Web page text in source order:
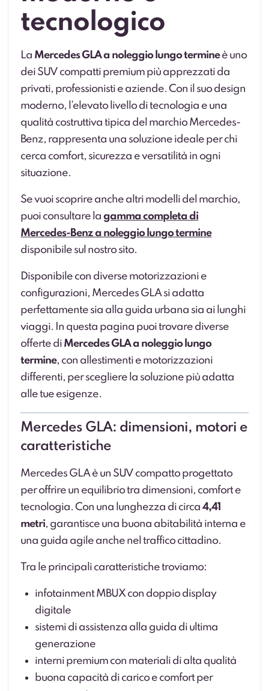
tecnologico
La Mercedes GLA a noleggio lungo termineè uno
dei SUV compatti premium più apprezzati da
privati, professionisti e aziende. Con il suo design
moderno, l’elevato livello di tecnologia e una
qualità costruttiva tipica del marchio Mercedes-
Benz, rappresenta una soluzione ideale per chi
cerca comfort, sicurezza e versatilità in ogni
situazione.
Se vuoi scoprire anche altri modelli del marchio,
puoi consultare lagamma completa di
Mercedes-Benz a noleggio lungo termine
disponibile sul nostro sito.
Disponibile con diverse motorizzazioni e
configurazioni, Mercedes GLA si adatta
perfettamente sia alla guida urbana sia ai lunghi
viaggi. In questa pagina puoi trovare diverse
offerte di Mercedes GLA a noleggio lungo
termine, con allestimenti e motorizzazioni
differenti, per scegliere la soluzione più adatta
alle tue esigenze.
Mercedes GLA: dimensioni, motori e
caratteristiche
Mercedes GLA è un SUV compatto progettato
per offrire un equilibrio tra dimensioni, comfort e
tecnologia. Con una lunghezza di circa4,41
metri, garantisce una buona abitabilità interna e
una guida agile anche nel traffico cittadino.
Tra le principali caratteristiche troviamo:
infotainment MBUX con doppio display
digitale
sistemi di assistenza alla guida di ultima
generazione
interni premium con materiali di alta qualità
buona capacità di carico e comfort per